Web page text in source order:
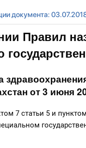
документа:
Правил
от 3 июня
7 статьи 5 и